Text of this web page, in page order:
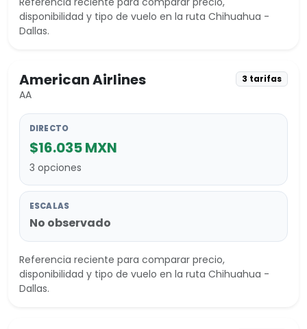
disponibilidad y tipo de vuelo en la ruta Chihuahua -
Dallas.
American Airlines
AA
3 tarifas
DIRECTO
$16.035 MXN
3 opciones
ESCALAS
No observado
Referencia reciente para comparar precio,
disponibilidad y tipo de vuelo en la ruta Chihuahua -
Dallas.